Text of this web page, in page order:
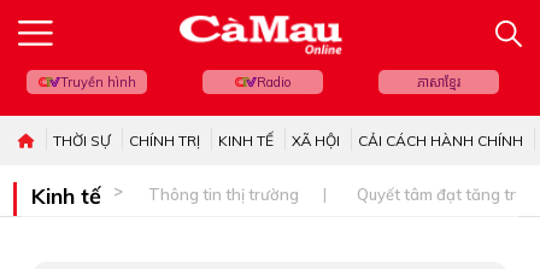
Truyền hình Radio ភាសាខ្មែរ
THỜI SỰ CHÍNH TRỊ KINH TẾ XÃ HỘI CẢI CÁCH HÀNH CHÍNH
Kinh tế Thông tin thị trường Quyết tâm đạt tăng